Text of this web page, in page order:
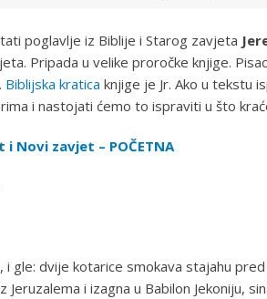
poglavlje iz Biblije i Starog zavjeta
Pripada u velike proročke knjige.
Biblijska kratica knjige je Jr. Ako u tekstu
i nastojati ćemo to ispraviti u što
Novi zavjet – POČETNA
i gle: dvije kotarice smokava stajahu
Jeruzalema i izagna u Babilon Jekoniju,